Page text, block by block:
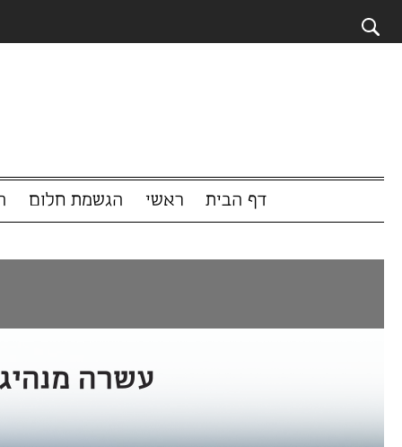
דף הבית ראשי הגשמת חלום
עשרה מנהיגים